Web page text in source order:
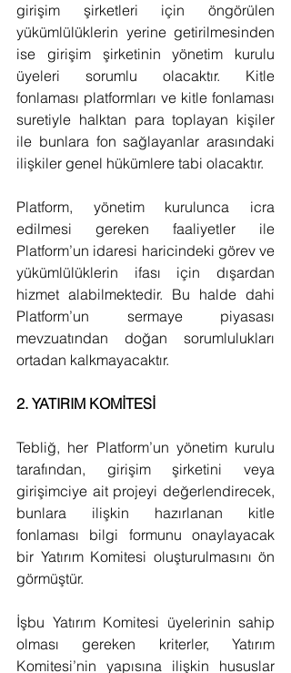
girişim şirketleri için öngörülen
yükümlülüklerin yerine getirilmesinden
ise girişim şirketinin yönetim kurulu
üyeleri sorumlu olacaktır. Kitle
fonlaması platformları ve kitle fonlaması
suretiyle halktan para toplayan kişiler
ile bunlara fon sağlayanlar arasındaki
ilişkiler genel hükümlere tabi olacaktır.
Platform, yönetim kurulunca icra
edilmesi gereken faaliyetler ile
Platform’un idaresi haricindeki görev ve
yükümlülüklerin ifası için dışardan
hizmet alabilmektedir. Bu halde dahi
Platform’un sermaye piyasası
mevzuatından doğan sorumlulukları
ortadan kalkmayacaktır.
2. YATIRIM KOMİTESİ
Tebliğ, her Platform’un yönetim kurulu
tarafından, girişim şirketini veya
girişimciye ait projeyi değerlendirecek,
bunlara ilişkin hazırlanan kitle
fonlaması bilgi formunu onaylayacak
bir Yatırım Komitesi oluşturulmasını ön
görmüştür.
İşbu Yatırım Komitesi üyelerinin sahip
olması gereken kriterler, Yatırım
Komitesi’nin yapısına ilişkin hususlar